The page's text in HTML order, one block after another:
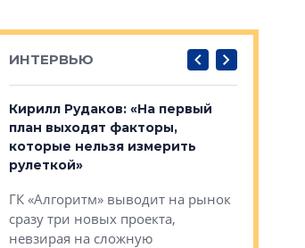
ИНТЕРВЬЮ
Кирилл Рудаков: «На первый
план выходят факторы,
которые нельзя измерить
рулеткой»
ГК «Алгоритм» выводит на рынок
сразу три новых проекта,
невзирая на сложную